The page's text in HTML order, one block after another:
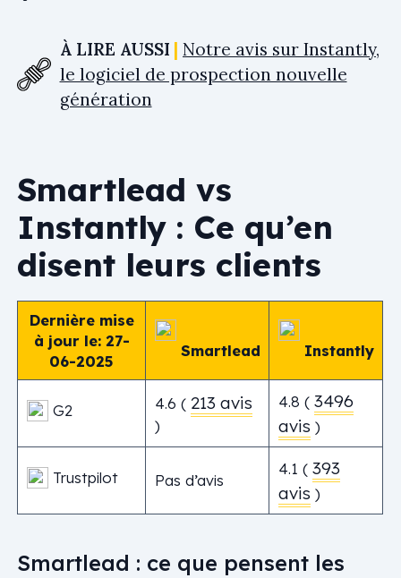
À LIRE AUSSI
Notre avis sur Instantly,
le logiciel de prospection nouvelle
génération
Smartlead vs
Instantly : Ce qu’en
disent leurs clients
Dernière mise
à jour le: 27-
06-2025
Smartlead Instantly
G2 4.6 ( 213 avis
)
4.8 ( 3496
avis )
Trustpilot Pas d’avis
4.1 ( 393
avis )
Smartlead : ce que pensent les